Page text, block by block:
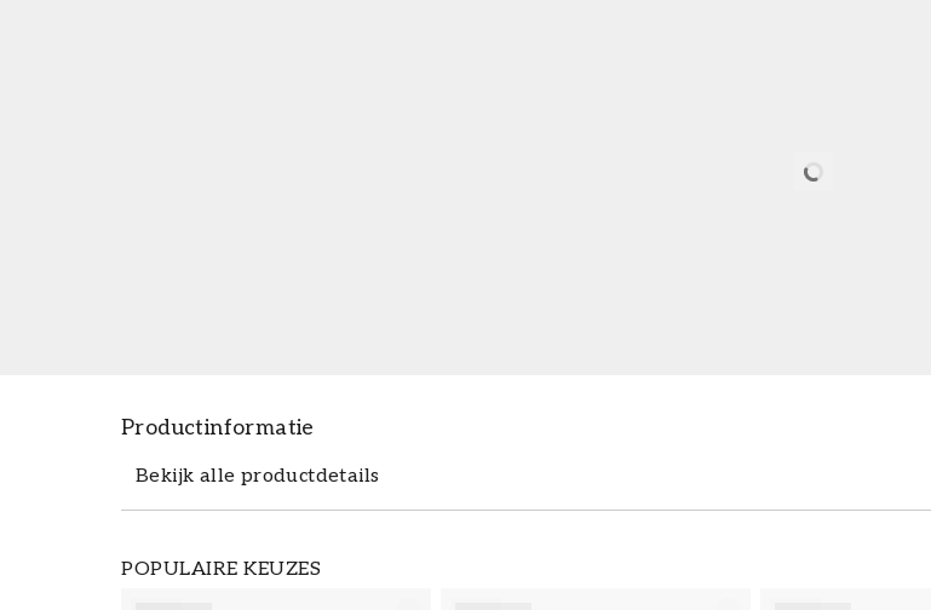
Loading…
Productinformatie
Bekijk alle productdetails
POPULAIRE KEUZES